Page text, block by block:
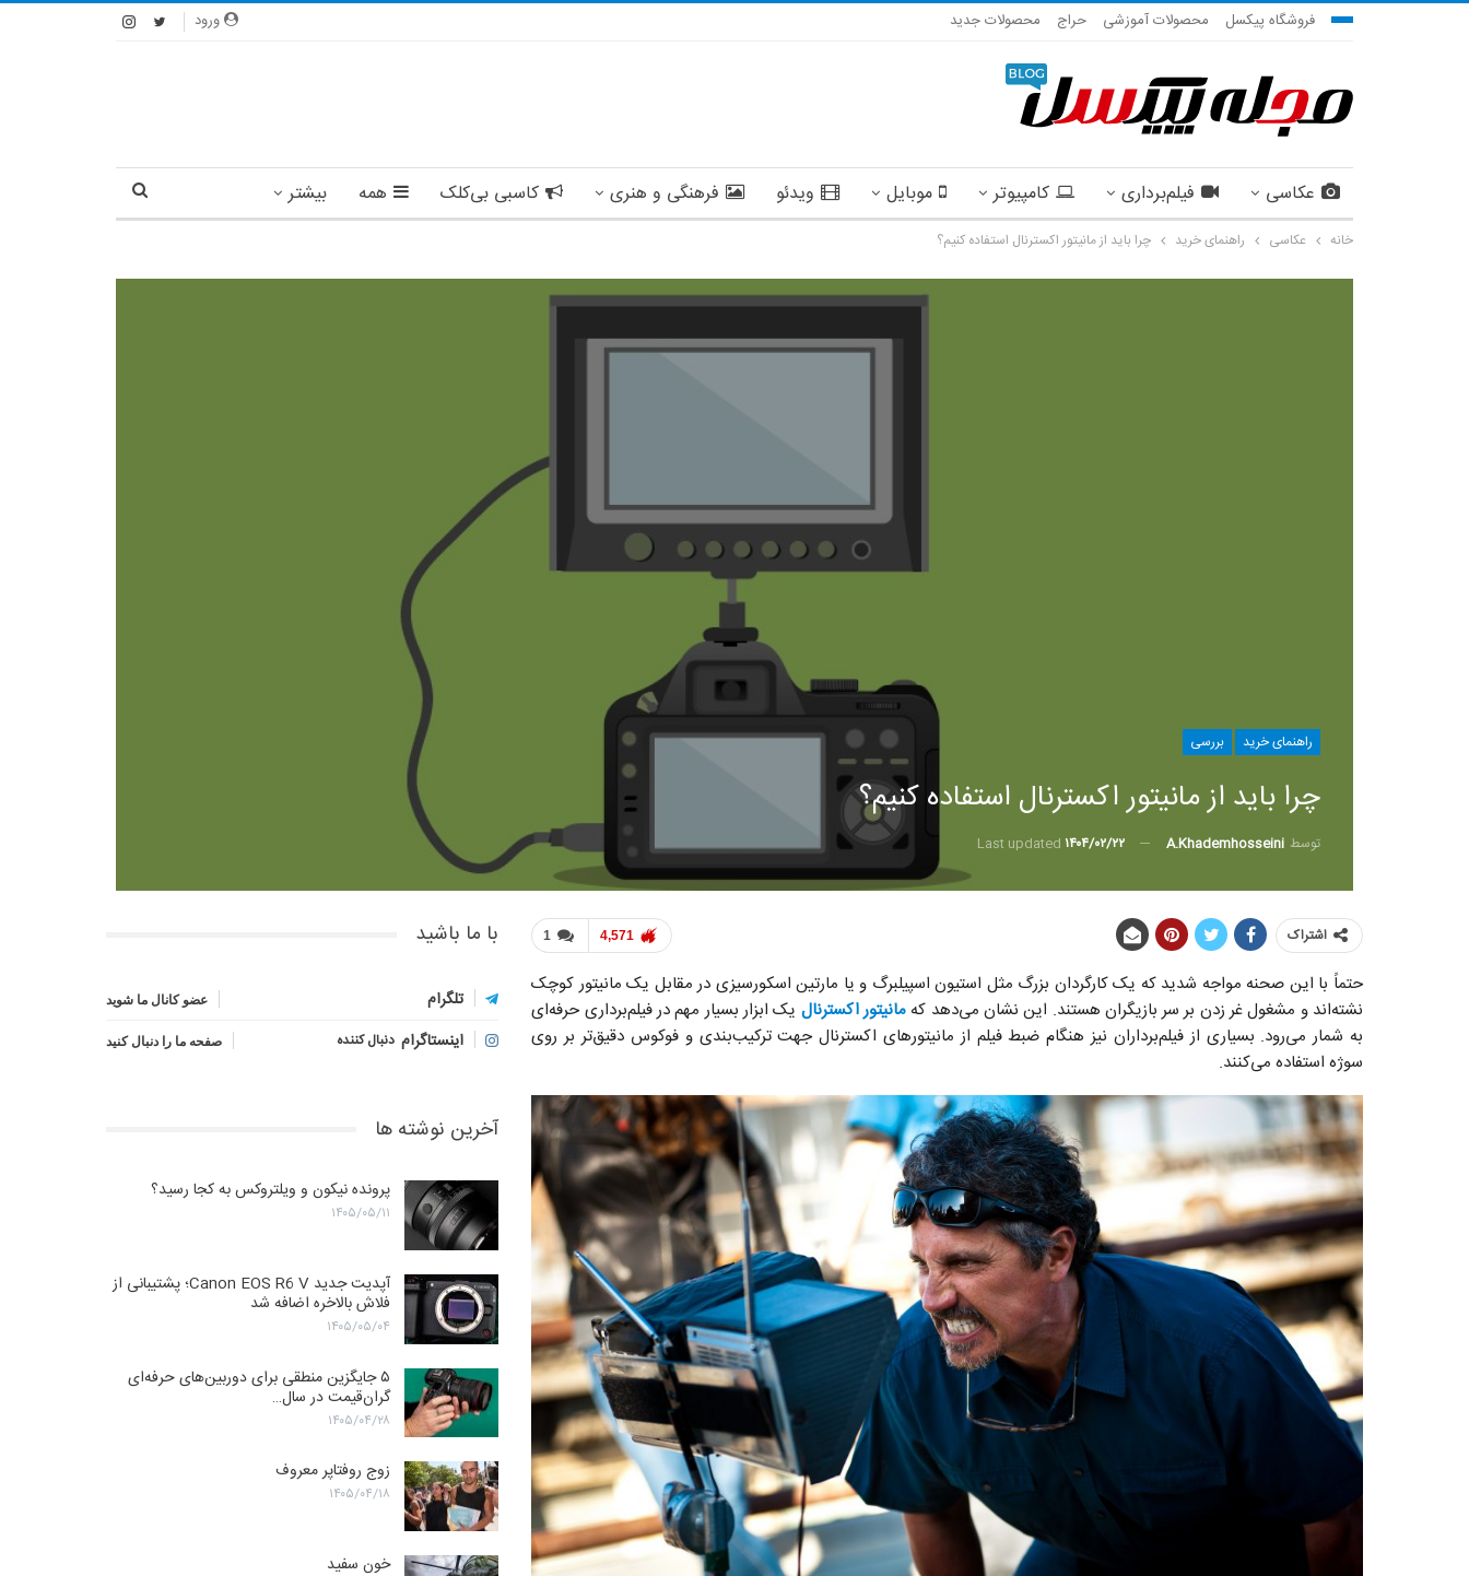
ورود فروشگاه پیکسل محصولات آموزشی حراج محصولات جدید
عکاسی فیلم‌برداری کامپیوتر موبایل ویدئو فرهنگی و هنری کاسبی بی‌کلک همه بیشتر
خانه عکاسی راهنمای خرید چرا باید از مانیتور‌ اکسترنال استفاده کنیم؟
راهنمای خرید بررسی
چرا باید از مانیتور‌ اکسترنال استفاده کنیم؟
توسط A.khademhosseini
Last updated ۱۴۰۴/۰۲/۲۲
1 4,571 اشتراک
حتماً با این صحنه مواجه شدید که یک کارگردان بزرگ مثل استیون اسپیلبرگ و یا مارتین اسکورسیزی در مقابل یک مانیتور کوچک
نشته‌‌اند و مشغول غر زدن بر سر بازیگران هستند. این نشان می‌دهد کهمانیتور‌ اکسترنال یک ابزار بسیار مهم در فیلم‌برداری حرفه‌ای
به شمار می‌رود. بسیاری از فیلم‌برداران نیز هنگام ضبط فیلم از مانیتور‌های اکسترنال جهت ترکیب‌بندی و فوکوس دقیق‌تر بر روی
سوژه استفاده می‌‌کنند.
با ما باشید
تلگرام عضو کانال ما شوید
اینستاگرام دنبال کننده صفحه ما را دنبال کنید
آخرین نوشته ها
پرونده نیکون و ویلتروکس به کجا رسید؟
۱۴۰۵/۰۵/۱۱
آپدیت جدید Canon EOS R6 V؛ پشتیبانی از
فلاش بالاخره اضافه شد
۱۴۰۵/۰۵/۰۴
۵ جایگزین منطقی برای دوربین‌های حرفه‌ای
گران‌قیمت در سال…
۱۴۰۵/۰۴/۲۸
زوج روفتاپر معروف
۱۴۰۵/۰۴/۱۸
خون سفید